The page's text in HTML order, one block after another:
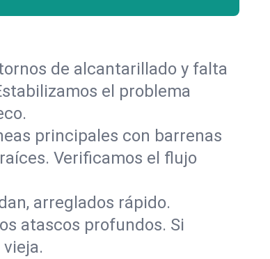
de alcantarillado y falta
el problema
principales con barrenas
Verificamos el flujo
arreglados rápido.
atascos profundos. Si